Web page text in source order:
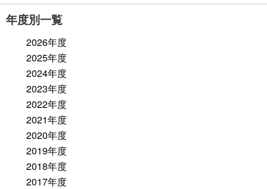
年度別一覧
2026年度
2025年度
2024年度
2023年度
2022年度
2021年度
2020年度
2019年度
2018年度
2017年度